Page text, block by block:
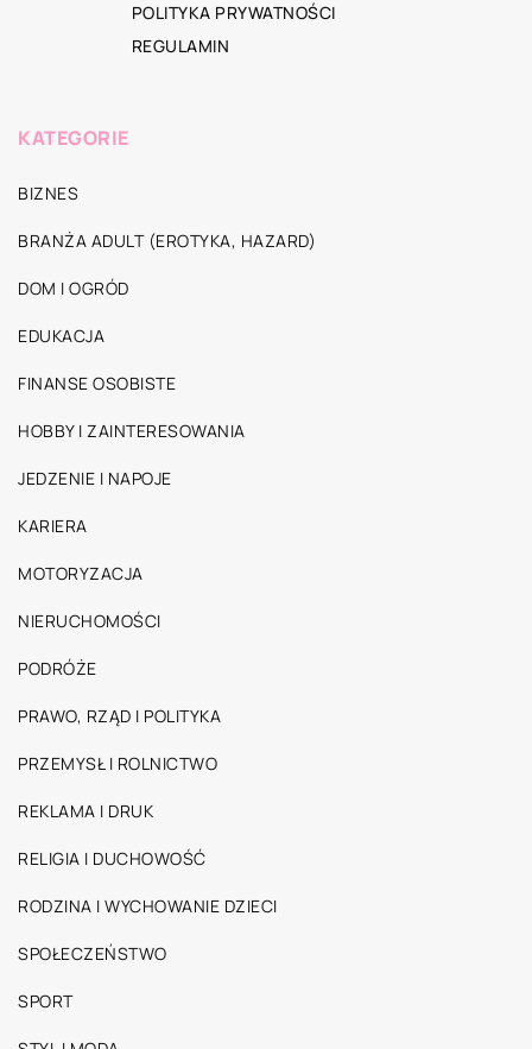
POLITYKA PRYWATNOŚCI
REGULAMIN
KATEGORIE
BIZNES
BRANŻA ADULT (EROTYKA, HAZARD)
DOM I OGRÓD
EDUKACJA
FINANSE OSOBISTE
HOBBY I ZAINTERESOWANIA
JEDZENIE I NAPOJE
KARIERA
MOTORYZACJA
NIERUCHOMOŚCI
PODRÓŻE
PRAWO, RZĄD I POLITYKA
PRZEMYSŁ I ROLNICTWO
REKLAMA I DRUK
RELIGIA I DUCHOWOŚĆ
RODZINA I WYCHOWANIE DZIECI
SPOŁECZEŃSTWO
SPORT